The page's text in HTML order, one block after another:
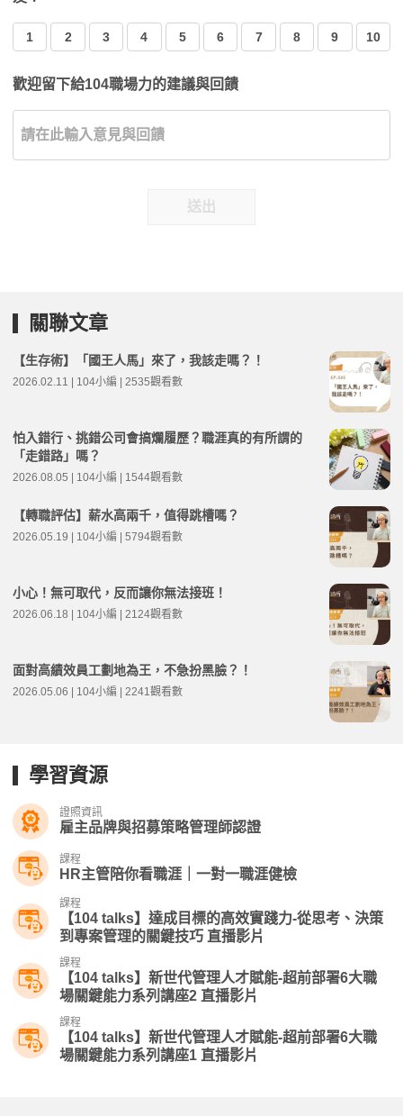
1 2 3 4 5 6 7 8 9 10
歡迎留下給104職場力的建議與回饋
送出
關聯文章
【生存術】「國王人馬」來了，我該走嗎？！
2026.02.11 | 104小編 | 2535觀看數
怕入錯行、挑錯公司會搞爛履歷？職涯真的有所謂的
「走錯路」嗎？
2026.08.05 | 104小編 | 1544觀看數
【轉職評估】薪水高兩千，值得跳槽嗎？
2026.05.19 | 104小編 | 5794觀看數
小心！無可取代，反而讓你無法接班！
2026.06.18 | 104小編 | 2124觀看數
面對高績效員工劃地為王，不急扮黑臉？！
2026.05.06 | 104小編 | 2241觀看數
學習資源
證照資訊
雇主品牌與招募策略管理師認證
課程
HR主管陪你看職涯｜一對一職涯健檢
課程
【104 talks】達成目標的高效實踐力-從思考、決策
到專案管理的關鍵技巧 直播影片
課程
【104 talks】新世代管理人才賦能-超前部署6大職
場關鍵能力系列講座2 直播影片
課程
【104 talks】新世代管理人才賦能-超前部署6大職
場關鍵能力系列講座1 直播影片